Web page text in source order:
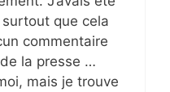
surtout que cela
commentaire
la presse …
mais je trouve